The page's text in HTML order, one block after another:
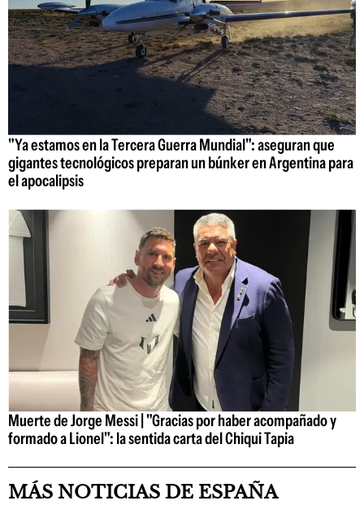
"Ya estamos en la Tercera Guerra Mundial": aseguran que
gigantes tecnológicos preparan un búnker en Argentina para
el apocalipsis
Muerte de Jorge Messi | "Gracias por haber acompañado y
formado a Lionel": la sentida carta del Chiqui Tapia
MÁS NOTICIAS DE ESPAÑA